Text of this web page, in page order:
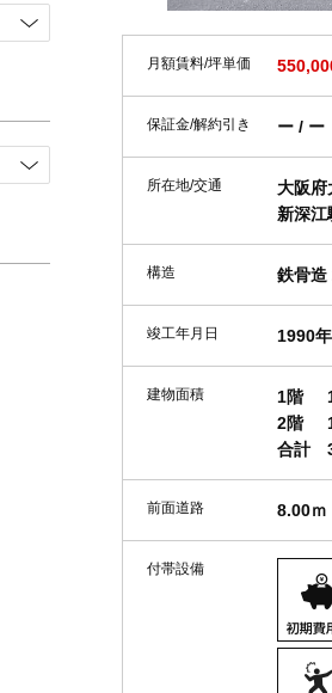
月額賃料/坪単価
保証金/解約引き ー / ー
所在地/交通
大阪府
新深
構造 鉄骨造
竣工年月日 1990
建物面積 1階
2階
合計
前面道路 8.00ｍ
付帯設備